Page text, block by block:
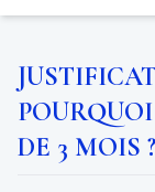
DE 3 MOIS ?